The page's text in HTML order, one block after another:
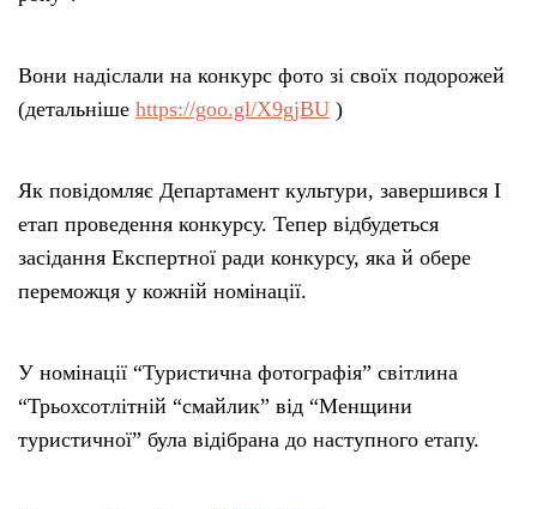
Вони надіслали на конкурс фото зі своїх подорожей
(детальніше https://goo.gl/X9gjBU )
Як повідомляє Департамент культури, завершився І
етап проведення конкурсу. Тепер відбудеться
засідання Експертної ради конкурсу, яка й обере
переможця у кожній номінації.
У номінації “Туристична фотографія” світлина
“Трьохсотлітній “смайлик” від “Менщини
туристичної” була відібрана до наступного етапу.